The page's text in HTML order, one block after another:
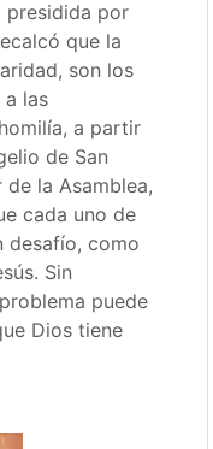
presidida por
que la
son los
a las
a partir
de San
la Asamblea,
cada uno de
desafío, como
Sin
puede
Dios tiene